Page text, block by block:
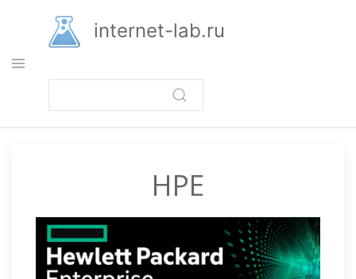
основному
содержанию
internet-lab.ru
HPE